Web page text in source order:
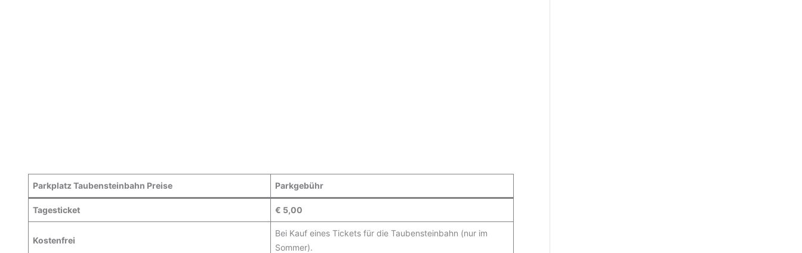
Parkplatz Taubensteinbahn Preise Parkgebühr
Tagesticket € 5,00
Kostenfrei
Bei Kauf eines Tickets für die Taubensteinbahn (nur im
Sommer).